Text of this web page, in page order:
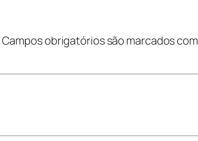
Campos obrigatórios são marcados com